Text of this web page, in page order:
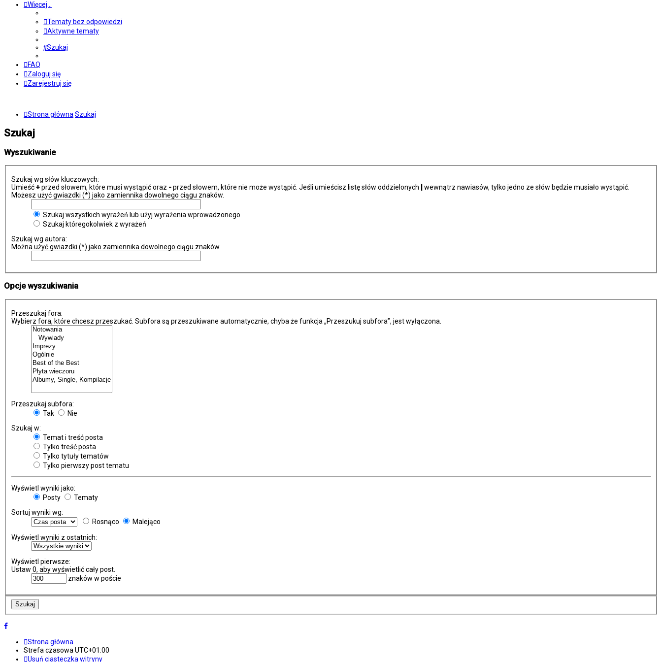
Więcej…
Tematy bez odpowiedzi
Aktywne tematy
Szukaj
FAQ
Zaloguj się
Zarejestruj się
Strona główna Szukaj
Szukaj
Wyszukiwanie
Szukaj wg słów kluczowych:
Umieść+przed słowem, które musi wystąpić oraz -przed słowem, które nie może wystąpić. Jeśli umieścisz listę słów oddzielonych
wewnątrz nawiasów, tylko jedno ze słów będzie musiało wystąpić.
Możesz użyć gwiazdki (*) jako zamiennika dowolnego ciągu znaków.
Szukaj wszystkich wyrażeń lub użyj wyrażenia wprowadzonego
Szukaj któregokolwiek z wyrażeń
Szukaj wg autora:
Można użyć gwiazdki (*) jako zamiennika dowolnego ciągu znaków.
Opcje wyszukiwania
Przeszukaj fora:
Wybierz fora, które chcesz przeszukać. Subfora są przeszukiwane automatycznie, chyba że funkcja „Przeszukuj subfora”, jest wyłączona.
Przeszukaj subfora:
Tak
Nie
Szukaj w:
Temat i treść posta
Tylko treść posta
Tylko tytuły tematów
Tylko pierwszy post tematu
Wyświetl wyniki jako:
Posty
Tematy
Sortuj wyniki wg:
Rosnąco
Malejąco
Wyświetl wyniki z ostatnich:
Wyświetl pierwsze:
Ustaw 0, aby wyświetlić cały post.
znaków w poście
Strona główna
Strefa czasowa UTC+01:00
Usuń ciasteczka witryny